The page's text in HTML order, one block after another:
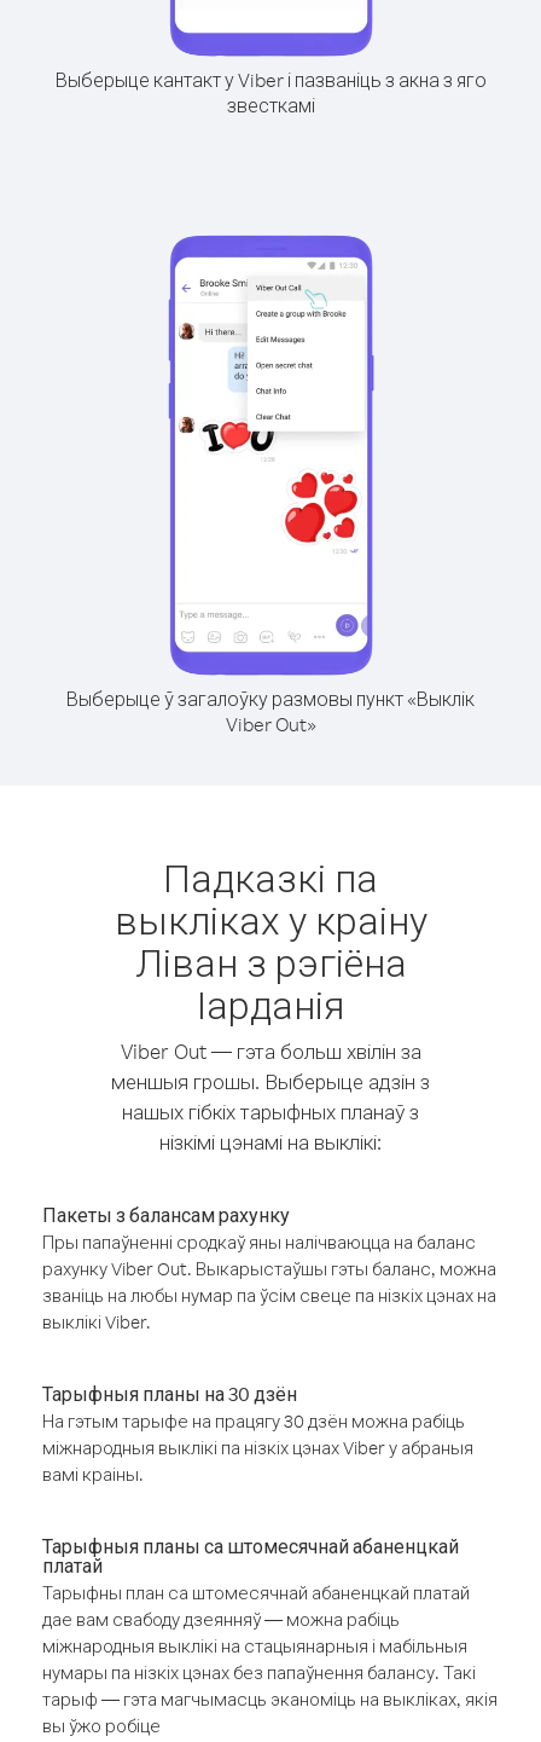
Выберыце кантакт у Viber і пазваніць з акна з яго
звесткамі
Выберыце ў загалоўку размовы пункт «Выклік
Viber Out»
Падказкі па
выкліках у краіну
Ліван з рэгіёна
Іарданія
Viber Out — гэта больш хвілін за
меншыя грошы. Выберыце адзін з
нашых гібкіх тарыфных планаў з
нізкімі цэнамі на выклікі:
Пакеты з балансам рахунку
Пры папаўненні сродкаў яны налічваюцца на баланс
рахунку Viber Out. Выкарыстаўшы гэты баланс, можна
званіць на любы нумар па ўсім свеце па нізкіх цэнах на
выклікі Viber.
Тарыфныя планы на 30 дзён
На гэтым тарыфе на працягу 30 дзён можна рабіць
міжнародныя выклікі па нізкіх цэнах Viber у абраныя
вамі краіны.
Тарыфныя планы са штомесячнай абаненцкай
платай
Тарыфны план са штомесячнай абаненцкай платай
дае вам свабоду дзеянняў — можна рабіць
міжнародныя выклікі на стацыянарныя і мабільныя
нумары па нізкіх цэнах без папаўнення балансу. Такі
тарыф — гэта магчымасць эканоміць на выкліках, якія
вы ўжо робіце